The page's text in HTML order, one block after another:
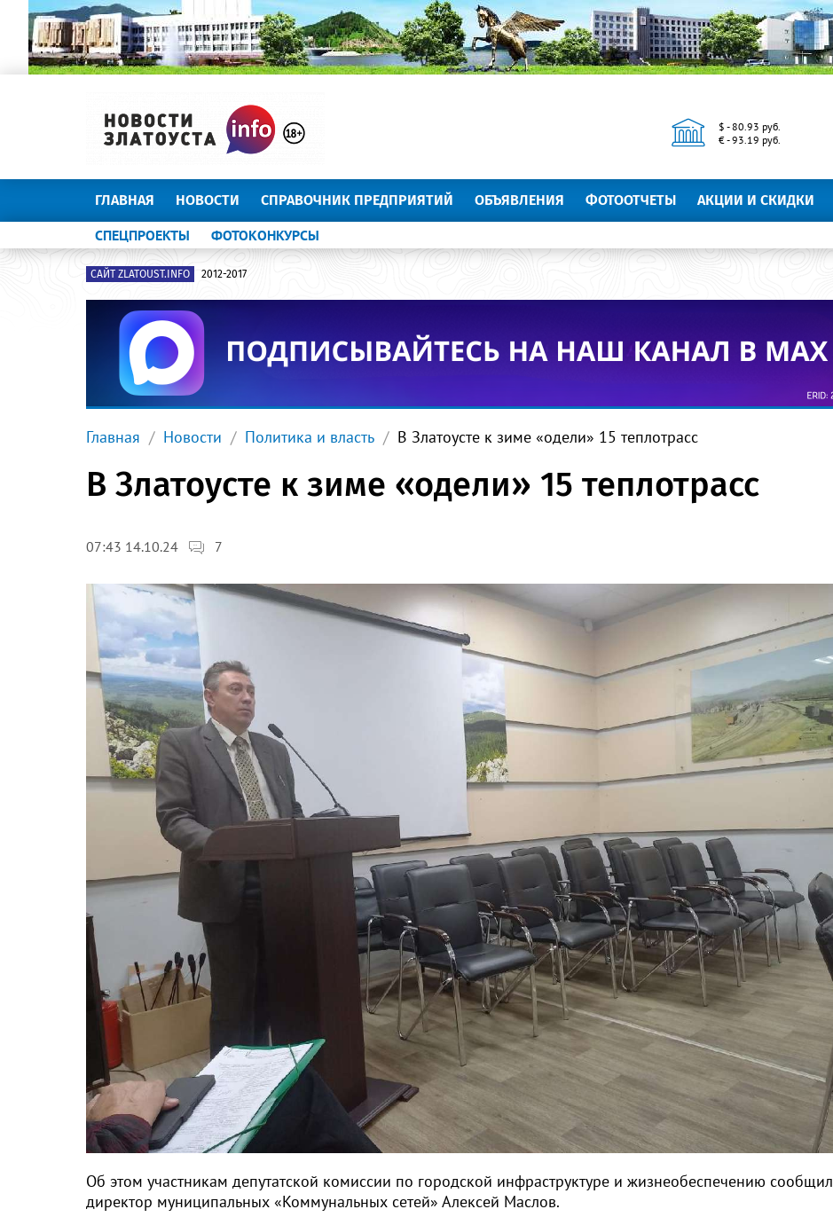
$ - 80.93 руб.
€ - 93.19 руб.
ГЛАВНАЯ НОВОСТИ СПРАВОЧНИК ПРЕДПРИЯТИЙ ОБЪЯВЛЕНИЯ ФОТООТЧЕТЫ АКЦИИ И СКИДКИ
СПЕЦПРОЕКТЫ ФОТОКОНКУРСЫ
САЙТ ZLATOUST.INFO 2012-2017
Главная Новости Политика и власть В Златоусте к зиме «одели» 15 теплотрасс
В Златоусте к зиме «одели» 15 теплотрасс
07:43 14.10.24 7
Об этом участникам депутатской комиссии по городской инфраструктуре и жизнеобеспечению сообщил
директор муниципальных «Коммунальных сетей» Алексей Маслов.